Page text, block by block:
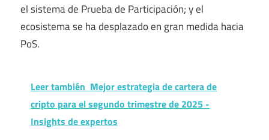
el sistema de Prueba de Participación; y el
ecosistema se ha desplazado en gran medida hacia
PoS.
Leer también Mejor estrategia de cartera de
cripto para el segundo trimestre de 2025 -
Insights de expertos